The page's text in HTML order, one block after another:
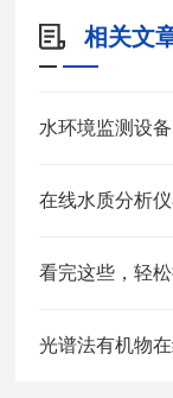
相关文
水环境监测设
在线水质分析
看完这些，轻
光谱法有机物